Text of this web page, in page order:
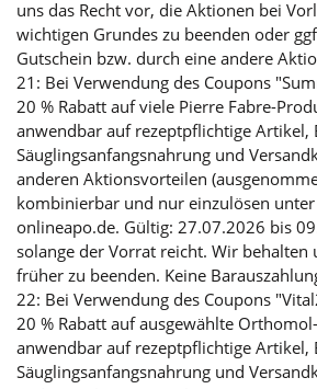
uns das Recht vor, die Aktionen bei
wichtigen Grundes zu beenden oder
Gutschein bzw. durch eine andere
21: Bei Verwendung des Coupons
20 % Rabatt auf viele Pierre Fabre-
anwendbar auf rezeptpflichtige Artikel,
Säuglingsanfangsnahrung und
anderen Aktionsvorteilen
kombinierbar und nur einzulösen
onlineapo.de. Gültig: 27.07.2026 bis
solange der Vorrat reicht. Wir behalten
früher zu beenden. Keine
22: Bei Verwendung des Coupons
20 % Rabatt auf ausgewählte
anwendbar auf rezeptpflichtige Artikel,
Säuglingsanfangsnahrung und